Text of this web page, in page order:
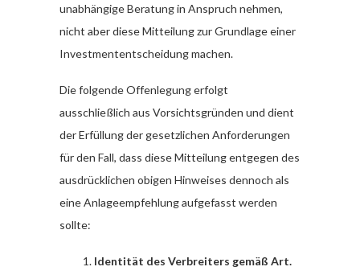
unabhängige Beratung in Anspruch nehmen,
nicht aber diese Mitteilung zur Grundlage einer
Investmententscheidung machen.
Die folgende Offenlegung erfolgt
ausschließlich aus Vorsichtsgründen und dient
der Erfüllung der gesetzlichen Anforderungen
für den Fall, dass diese Mitteilung entgegen des
ausdrücklichen obigen Hinweises dennoch als
eine Anlageempfehlung aufgefasst werden
sollte:
Identität des Verbreiters gemäß Art.